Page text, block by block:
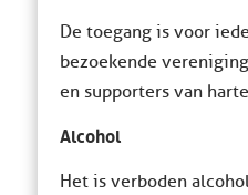
De toegang is voor
bezoekende
en supporters van
Alcohol
Het is verboden